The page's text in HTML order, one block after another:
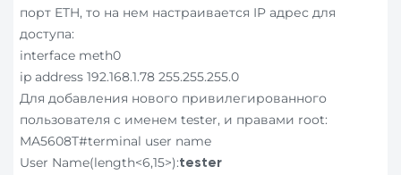
порт ETH, то на нем настраивается IP адрес для
доступа:
interface meth0
ip address 192.168.1.78 255.255.255.0
Для добавления нового привилегированного
пользователя с именем tester, и правами root:
MA5608T#terminal user name
User Name(length<6,15>):tester